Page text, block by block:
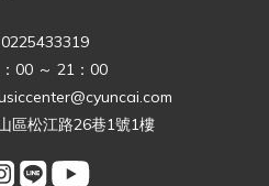
00 ～ 21：00
區松江路26巷1號1樓